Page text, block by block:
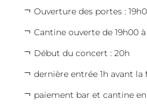
Ouverture des portes :
Cantine ouverte de 19h00 à
Début du concert : 20h
dernière entrée 1h avant
paiement bar et cantine